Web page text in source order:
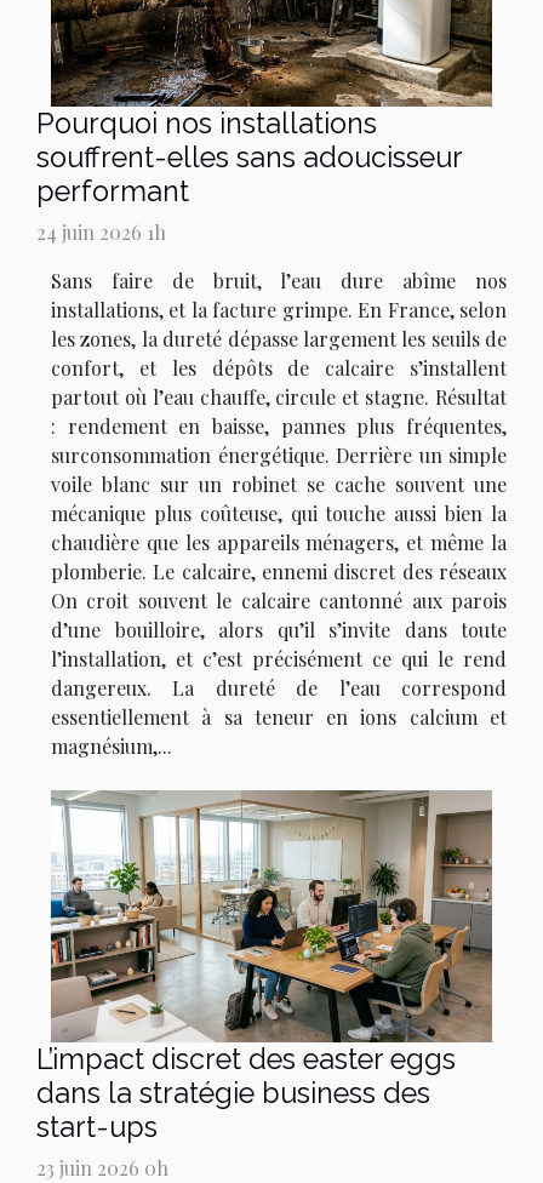
Pourquoi nos installations
souffrent-elles sans adoucisseur
performant
24 juin 2026 1h
Sans faire de bruit, l’eau dure abîme nos
installations, et la facture grimpe. En France, selon
les zones, la dureté dépasse largement les seuils de
confort, et les dépôts de calcaire s’installent
partout où l’eau chauffe, circule et stagne. Résultat
: rendement en baisse, pannes plus fréquentes,
surconsommation énergétique. Derrière un simple
voile blanc sur un robinet se cache souvent une
mécanique plus coûteuse, qui touche aussi bien la
chaudière que les appareils ménagers, et même la
plomberie. Le calcaire, ennemi discret des réseaux
On croit souvent le calcaire cantonné aux parois
d’une bouilloire, alors qu’il s’invite dans toute
l’installation, et c’est précisément ce qui le rend
dangereux. La dureté de l’eau correspond
essentiellement à sa teneur en ions calcium et
magnésium,...
L’impact discret des easter eggs
dans la stratégie business des
start-ups
23 juin 2026 0h